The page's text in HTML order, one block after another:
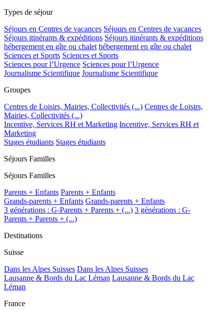
Types de séjour
Séjours en Centres de vacances Séjours en Centres de vacances
Séjours itinérants & expéditions Séjours itinérants & expéditions
hébergement en gîte ou chalet hébergement en gîte ou chalet
Sciences et Sports Sciences et Sports
Sciences pour l’Urgence Sciences pour l’Urgence
Journalisme Scientifique Journalisme Scientifique
Groupes
Centres de Loisirs, Mairies, Collectivités (...) Centres de Loisirs,
Mairies, Collectivités (...)
Incentive, Services RH et Marketing Incentive, Services RH et
Marketing
Stages étudiants Stages étudiants
Séjours Familles
Séjours Familles
Parents + Enfants Parents + Enfants
Grands-parents + Enfants Grands-parents + Enfants
3 générations : G-Parents + Parents + (...) 3 générations : G-
Parents + Parents + (...)
Destinations
Suisse
Dans les Alpes Suisses Dans les Alpes Suisses
Lausanne & Bords du Lac Léman Lausanne & Bords du Lac
Léman
France